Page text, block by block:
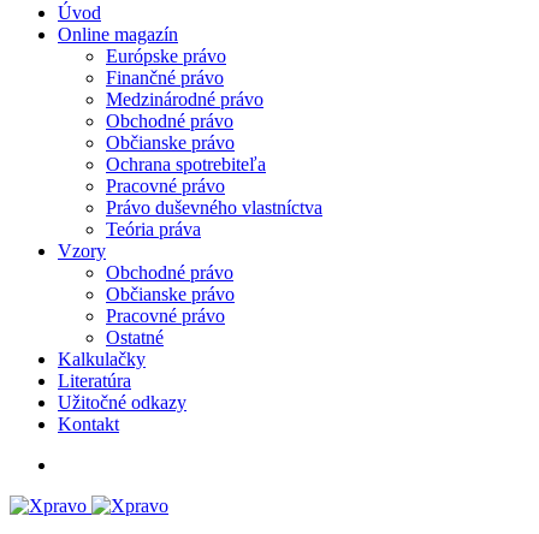
Úvod
Online magazín
Európske právo
Finančné právo
Medzinárodné právo
Obchodné právo
Občianske právo
Ochrana spotrebiteľa
Pracovné právo
Právo duševného vlastníctva
Teória práva
Vzory
Obchodné právo
Občianske právo
Pracovné právo
Ostatné
Kalkulačky
Literatúra
Užitočné odkazy
Kontakt